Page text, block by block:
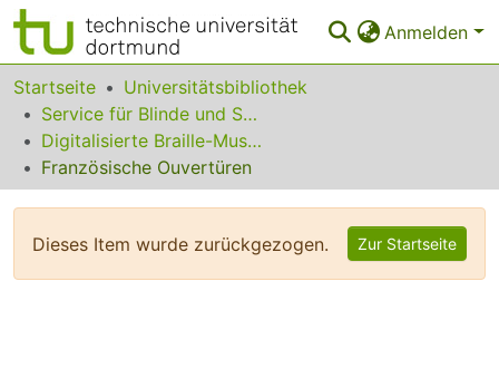
Anmelden
Bereiche & Sammlungen
Das gesamte Repositorium
Statistiken
Startseite
Universitätsbibliothek
Service für Blinde und Sehbehinderte
Digitalisierte Braille-Musik-Matrizen des VzfB
Französische Ouvertüren
Dieses Item wurde zurückgezogen. Zur Startseite